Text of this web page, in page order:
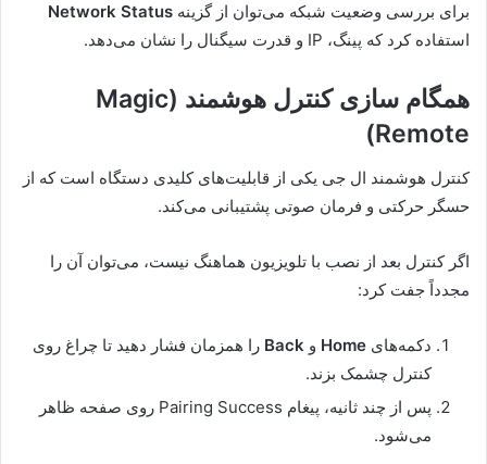
برای بررسی وضعیت شبکه می‌توان از گزینه Network Status
استفاده کرد که پینگ، IP و قدرت سیگنال را نشان می‌دهد.
همگام سازی کنترل هوشمند (Magic
Remote)
کنترل هوشمند ال جی یکی از قابلیت‌های کلیدی دستگاه است که از
حسگر حرکتی و فرمان صوتی پشتیبانی می‌کند.
اگر کنترل بعد از نصب با تلویزیون هماهنگ نیست، می‌توان آن را
مجدداً جفت کرد:
دکمه‌های Home و Back را همزمان فشار دهید تا چراغ روی
کنترل چشمک بزند.
پس از چند ثانیه، پیغام Pairing Success روی صفحه ظاهر
می‌شود.